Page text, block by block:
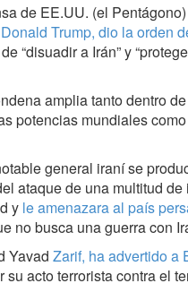
de EE.UU. (el
Trump, dio la orden
“disuadir a Irán” y
amplia tanto dentro
potencias mundiales
general iraní se
ataque de una multitud
y le amenazara al país
no busca una guerra con
Yavad Zarif, ha advertido a
su acto terrorista contra el